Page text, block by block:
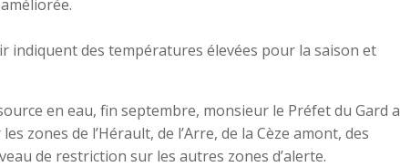
des températures élevées pour la saison et
en eau, fin septembre, monsieur le Préfet du Gard a
zones de l’Hérault, de l’Arre, de la Cèze amont, des
de restriction sur les autres zones d’alerte.